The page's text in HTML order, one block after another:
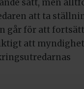
sätt, men
att ta
går för att
att